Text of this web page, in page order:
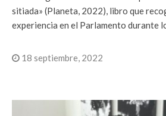
sitiada» (Planeta, 2022), libro que
experiencia en el Parlamento durante
18 septiembre, 2022